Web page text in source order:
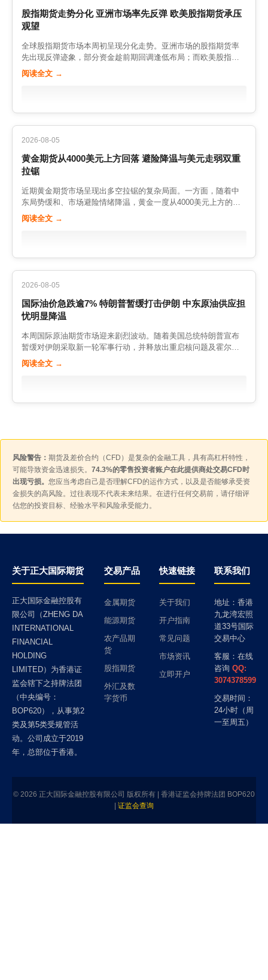
实际利率、美元指数的走势变化，从中把握黄金的阶段性方向。
同时要认识到，黄金并非稳赚不赔的资产，同样存在价格波动的
风险，合理控制仓位、做好资产配置永远是投资的第一要务。 综
合来看，黄金当前处于一个多空因素交织的复杂阶段。地缘避险
需求提供下方支撑，而美元反弹与利率预期则构成上方压力。今
晚非农数据有望打破当前的僵局，为黄金指明新的方向。投资者
应保持冷静，等待信号明朗后再审慎决策。 （本文基于2026年8
价在风险溢价支撑下维持坚挺。 从供需基本面看，全球原油市场
仍处于相对紧平衡的状态。产油国联盟的产量政策、主要消费国
当前的供需格局。在供应端存在地缘不确定性的背景下，市场的
注意力更多集中在潜在的中断风险上，这使得油价的下方支撑较
为坚实。 宏观层面，今晚美国非农数据的公布，同样可能对油价
显。 对于期货交易者而言，当前原油市场处于高风险、高波动的
环境中。地缘政治事件的发展具有高度不确定性，任何突发的局
势变化都可能引发油价的剧烈波动。建议交易者密切关注中东局
势的最新进展、产油国政策动向以及美国EIA原油库存数据，同时
在操作上严格控制杠杆和仓位，设置好合理的止损价位。 总体来
看，中东地缘风险与宏观数据共同构成了当前油价运行的核心逻
辑。中短期而言，只要伊朗局势的不确定性持续存在，油价就倾
向于维持偏强运行；但一旦局势出现缓和信号，前期积累的风险
溢价也可能快速回吐。市场正处于一个敏感而脆弱的平衡点上，
股指期货走势分化 亚洲市场率先反弹 欧美股指期货承压
观望
全球股指期货市场本周初呈现分化走势。亚洲市场的股指期货率
先出现反弹迹象，部分资金趁前期回调逢低布局；而欧美股指期
货则相对承压，投资者在市场不确定性犹存的情况下保持观望。
这种”东强西弱”的格局，反映出全球资金在不同区域之间进行再配
意愿有所提升；二是前期亚洲市场的调整幅度相对充分，估值吸
引力开始显现，吸引部分中长线资金入场。此外，区域内的经济
数据相对稳健，也增强了市场对亚洲股市的信心。 相比之下，欧
提供了中期支撑，但投资者仍在等待更多的经济数据来验证经济
软着陆的可能性。本周即将公布的非农就业报告，被视为判断美
美股指期货大概率维持震荡整理，难有趋势性突破。 从板块结构
看，科技股与能源股的表现分化明显。随着油价回落，此前领涨
的能源类股票面临获利回吐压力；而受益于美元走弱和利率预期
济数据三大变量相互影响，令市场方向尚不明朗。对投资者而
言，与其猜测指数的最终走向，不如重点把握两点：一是关注非
农数据公布后市场情绪的边际变化，二是留意板块间的轮动机
会。在方向确认之前，控制仓位、以防守为主，或许是应对当前
复杂局面的稳妥之选。 从更长的时间维度看，全球股指的分化也
提示我们，单一市场、单一指数的涨跌越来越难以代表整体趋
势。随着资金在全球范围内寻找确定性机会，区域间、板块间的
结构性行情将成为常态。对于参与股指期货的投资者而言，建立
跨区域、跨板块的观察视角，灵活调整配置，比固守于某一指数
阅读全文 →
2026-08-05
黄金期货从4000美元上方回落 避险降温与美元走弱双重
拉锯
近期黄金期货市场呈现出多空拉锯的复杂局面。一方面，随着中
东局势缓和、市场避险情绪降温，黄金一度从4000美元上方的高
位明显回落；另一方面，美元指数的走弱又在为金价提供支撑，
多空双方围绕关键价位展开激烈争夺。现货黄金最终在每盎司约
资者纷纷涌入黄金等避险资产，将金价一路推升至历史高位区
域。如今，随着特朗普暂缓军事打击、重启谈判的信号出现，市
场避险偏好明显回落，避险资金开始撤离黄金，金价随之承压。
行情中表现得淋漓尽致。 然而，黄金的下行也并非一帆风顺。美
元指数的走弱为金价提供了坚实的支撑。由于黄金以美元计价，
振黄金的买盘需求。上周美元指数受美日联合干预等因素影响明
显回落，这对黄金构成中期利好。正是在这种”避险降温”与”美元走
弱”的相互拉锯下，黄金陷入了区间震荡的格局。 从库存数据看，
险逻辑与货币逻辑两条主线。短线而言，中东局势仍是最大的不
确定性来源，任何冲突升级的信号都可能点燃金价；中期而言，
美联储的降息路径和美元走向则更为关键。操作上，建议投资者
在震荡区间内高抛低吸、控制仓位，同时密切关注非农数据和中
东局势的最新进展，以便在趋势明朗时及时调整方向。 此外，投
资者还应理解黄金在当前宏观环境下的独特定位。在经历了数年
的大幅上涨之后，黄金已经从单纯的避险工具，演变成为全球资
金应对货币宽松和通胀压力的一种配置选项。正因如此，即便短
期避险情绪降温，只要美元保持弱势、实际利率维持低位，黄金
时分享贵金属中长期的价值，这比追逐短线涨跌更加稳健务实。
阅读全文 →
2026-08-05
国际油价急跌逾7% 特朗普暂缓打击伊朗 中东原油供应担
忧明显降温
本周国际原油期货市场迎来剧烈波动。随着美国总统特朗普宣布
暂缓对伊朗采取新一轮军事行动，并释放出重启核问题及霍尔木
兹海峡相关谈判的信号，市场对中东原油供应中断的担忧明显降
温，国际油价在亚洲交易时段一度急跌超过7%。WTI原油与布伦
下跌的主导力量。过去几周，随着美伊冲突升级、霍尔木兹海峡
价交易。分析人士指出，中东局势的每一次缓和，都会让那些此
的主因之一。 与此同时，供应端也在向市场施加压力。欧佩克加
(OPEC+)在周日召开会议，批准自9月起再度提高产量目标，日增
约18.8万桶，这已经是该组织连续第六个月增产。随着这次增产通
过，2023年自愿减产协议的回滚也基本完成。在需求端未见明显
提振的背景下，供应增加与地缘缓和叠加，共同构成了油价上方
平衡仍持谨慎态度。可以说，油价的短期方向将高度依赖中东局
势的演变。 对于原油期货投资者而言，当前正处于政策与地缘博
弈的敏感期。操作上建议控制仓位、避免在方向不明时重仓押
注。宜密切关注几个关键变量：美伊谈判的进展、霍尔木兹海峡
的航运状况、欧佩克加后续的产量决策，以及全球经济数据反映
出的原油需求前景。只有在这些因素给出更清晰的一致性信号之
后，趋势性交易才更具胜算。短期来看，油价大概率维持高波
动，区间操作、严格止损是更稳妥的策略。 从更宏观的视角看，
本轮原油的波动其实折射出全球能源市场正在经历的深刻变化。
一方面，主要产油国的产量政策日趋灵活，会根据市场形势动态
调整；另一方面，全球经济复苏的节奏也直接牵动着原油需求。
对于普通投资者，与其被单日大涨大跌所左右，不如建立一个包
含地缘风险、供需格局和宏观经济在内的综合判断框架，用更长
线的眼光看待原油这一重要战略资源的价值波动，才能在喧嚣的
市场中保持清醒。
阅读全文 →
风险警告： 期货及差价合约（CFD）是复杂的金融工具，具有高杠杆特性，
可能导致资金迅速损失。 74.3%的零售投资者账户在此提供商处交易CFD时
出现亏损。 您应当考虑自己是否理解CFD的运作方式，以及是否能够承受资
金损失的高风险。过往表现不代表未来结果。在进行任何交易前，请仔细评
估您的投资目标、经验水平和风险承受能力。
关于正大国际期货
正大国际金融控股有
限公司（ZHENG DA
INTERNATIONAL
FINANCIAL
HOLDING
LIMITED）为香港证
监会辖下之持牌法团
（中央编号：
BOP620），从事第2
类及第5类受规管活
动。公司成立于2019
年，总部位于香港。
交易产品
金属期货
能源期货
农产品期
货
股指期货
外汇及数
字货币
快速链接
关于我们
开户指南
常见问题
市场资讯
立即开户
联系我们
地址：香港
九龙湾宏照
道33号国际
交易中心
客服：在线
咨询 QQ:
3074378599
交易时间：
24小时（周
一至周五）
© 2026 正大国际金融控股有限公司 版权所有 | 香港证监会持牌法团 BOP620
证监会查询